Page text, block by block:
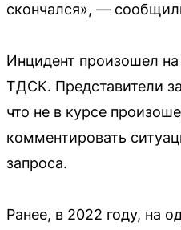
скончался», —
Инцидент произошел
ТДСК. Представители
что не в курсе
комментировать
запроса.
Ранее, в 2022 году, на